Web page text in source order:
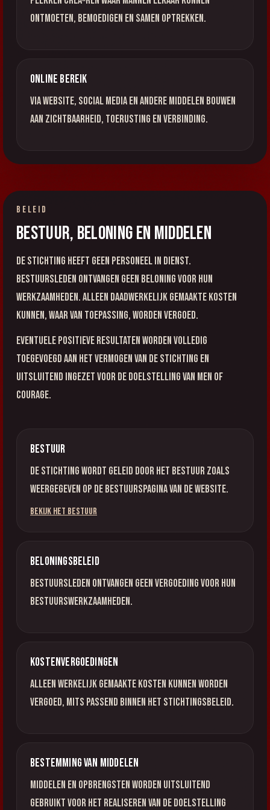
ontmoeten, bemoedigen en samen optrekken.
Online bereik
Via website, social media en andere middelen bouwen
aan zichtbaarheid, toerusting en verbinding.
BELEID
Bestuur, beloning en middelen
De stichting heeft geen personeel in dienst.
Bestuursleden ontvangen geen beloning voor hun
werkzaamheden. Alleen daadwerkelijk gemaakte kosten
kunnen, waar van toepassing, worden vergoed.
Eventuele positieve resultaten worden volledig
toegevoegd aan het vermogen van de stichting en
uitsluitend ingezet voor de doelstelling van Men of
Courage.
Bestuur
De stichting wordt geleid door het bestuur zoals
weergegeven op de bestuurspagina van de website.
Bekijk het bestuur
Beloningsbeleid
Bestuursleden ontvangen geen vergoeding voor hun
bestuurswerkzaamheden.
Kostenvergoedingen
Alleen werkelijk gemaakte kosten kunnen worden
vergoed, mits passend binnen het stichtingsbeleid.
Bestemming van middelen
Middelen en opbrengsten worden uitsluitend
gebruikt voor het realiseren van de doelstelling